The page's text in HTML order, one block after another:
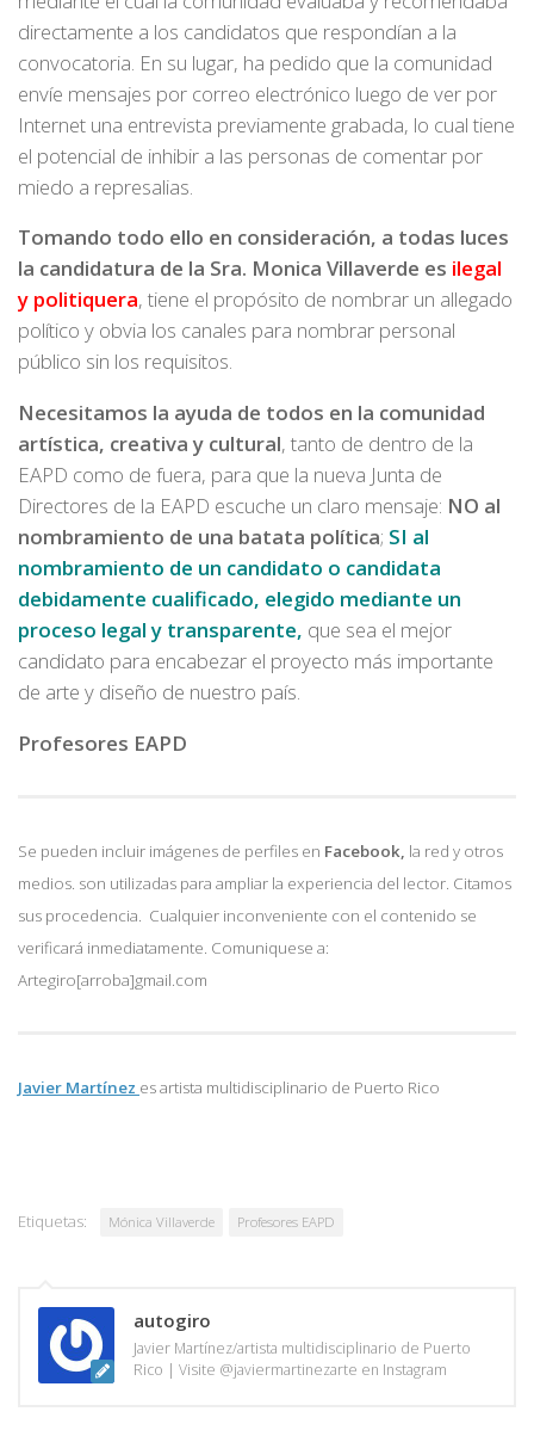
directamente a los candidatos que respondían a la
convocatoria. En su lugar, ha pedido que la comunidad
envíe mensajes por correo electrónico luego de ver por
Internet una entrevista previamente grabada, lo cual tiene
el potencial de inhibir a las personas de comentar por
miedo a represalias.
Tomando todo ello en consideración, a todas luces
la candidatura de la Sra. Monica Villaverde es ilegal
y politiquera, tiene el propósito de nombrar un allegado
político y obvia los canales para nombrar personal
público sin los requisitos.
Necesitamos la ayuda de todos en la comunidad
artística, creativa y cultural, tanto de dentro de la
EAPD como de fuera, para que la nueva Junta de
Directores de la EAPD escuche un claro mensaje: NO al
nombramiento de una batata política; SI al
nombramiento de un candidato o candidata
debidamente cualificado, elegido mediante un
proceso legal y transparente, que sea el mejor
candidato para encabezar el proyecto más importante
de arte y diseño de nuestro país.
Profesores EAPD
Se pueden incluir imágenes de perfiles en Facebook, la red y otros
medios. son utilizadas para ampliar la experiencia del lector. Citamos
sus procedencia. Cualquier inconveniente con el contenido se
verificará inmediatamente. Comuniquese a:
Artegiro[arroba]gmail.com
Javier Martínez es artista multidisciplinario de Puerto Rico
Etiquetas: Mónica Villaverde Profesores EAPD
autogiro
Javier Martínez/artista multidisciplinario de Puerto
Rico | Visite @javiermartinezarte en Instagram